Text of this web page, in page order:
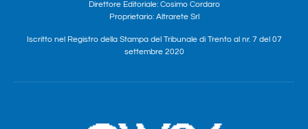
Direttore Editoriale: Cosimo Cordaro
Proprietario: Altrarete Srl
Iscritto nel Registro della Stampa del Tribunale di Trento al nr. 7 del 07
settembre 2020